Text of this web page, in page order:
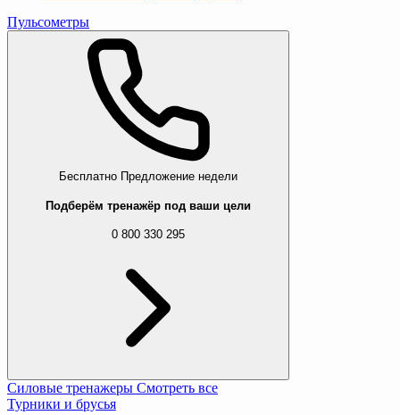
Пульсометры
Бесплатно Предложение недели
Подберём тренажёр под ваши цели
0 800 330 295
Силовые тренажеры Смотреть все
Турники и брусья